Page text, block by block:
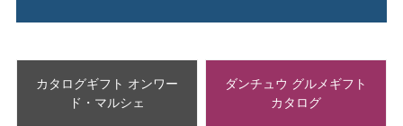
カタログギフト オンワー
ド・マルシェ
ダンチュウ グルメギフト
カタログ